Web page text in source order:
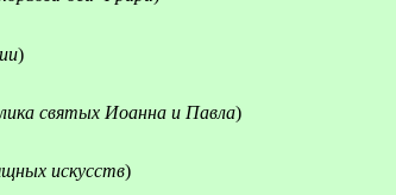
)
святых Иоанна и Павла)
искусств)